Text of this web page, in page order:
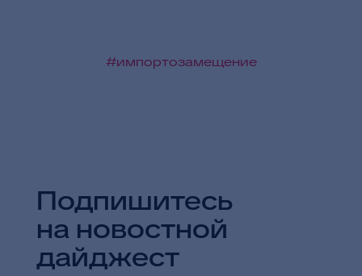
#импортозамещение
Подпишитесь
на новостной
дайджест